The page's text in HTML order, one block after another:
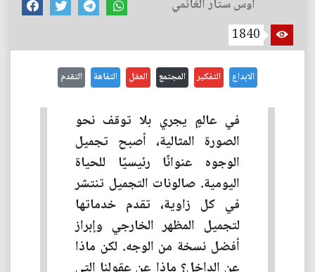
أوس ستار الغانمي
1840
الابداع التفكير المجتمع العقل التفاهة التقدم
في عالمٍ يجري بلا توقف نحو
الصورة المثالية، أصبح تجميل
الوجوه عنوانًا رئيسيًا للحياة
اليومية. صالونات التجميل تنتشر
في كل زاوية، تقدم خدماتها
لتجميل المظهر الخارجي وإبراز
أفضل نسخة من الوجه. لكن ماذا